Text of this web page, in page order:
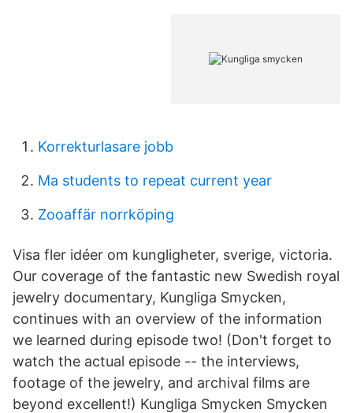
Korrekturlasare jobb
Ma students to repeat current year
Zooaffär norrköping
Visa fler idéer om kungligheter, sverige, victoria.
Our coverage of the fantastic new Swedish royal
jewelry documentary, Kungliga Smycken,
continues with an overview of the information
we learned during episode two! (Don't forget to
watch the actual episode -- the interviews,
footage of the jewelry, and archival films are
beyond excellent!) Kungliga Smycken Smycken